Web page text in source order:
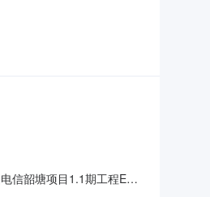
信韶塘项目1.1期工程EPC